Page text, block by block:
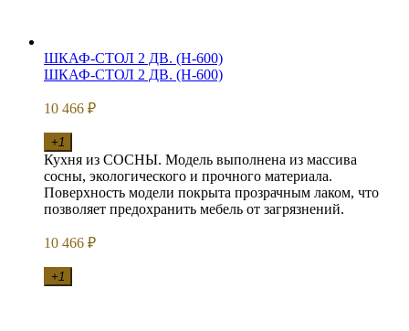
ШКАФ-СТОЛ 2 ДВ. (Н-600)
ШКАФ-СТОЛ 2 ДВ. (Н-600)
10 466 ₽
+1
Кухня из СОСНЫ. Модель выполнена из массива
сосны, экологического и прочного материала.
Поверхность модели покрыта прозрачным лаком, что
позволяет предохранить мебель от загрязнений.
10 466 ₽
+1